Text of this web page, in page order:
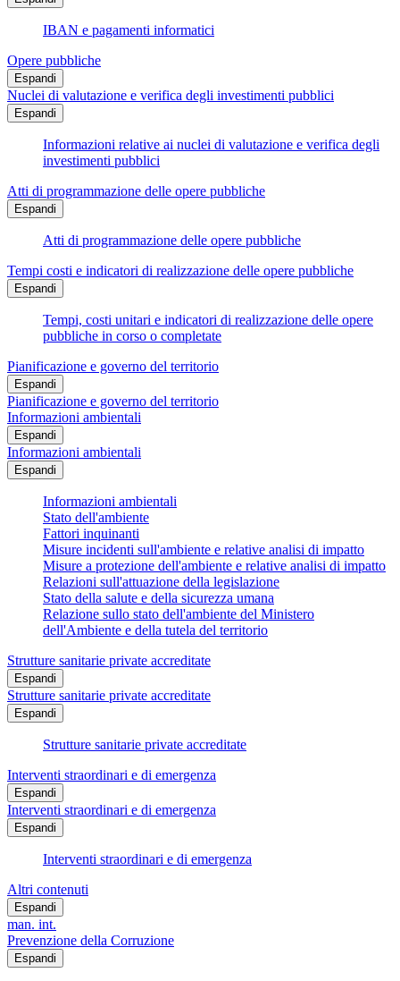
IBAN e pagamenti informatici
Opere pubbliche
Espandi
Nuclei di valutazione e verifica degli investimenti pubblici
Espandi
Informazioni relative ai nuclei di valutazione e verifica degli
investimenti pubblici
Atti di programmazione delle opere pubbliche
Espandi
Atti di programmazione delle opere pubbliche
Tempi costi e indicatori di realizzazione delle opere pubbliche
Espandi
Tempi, costi unitari e indicatori di realizzazione delle opere
pubbliche in corso o completate
Pianificazione e governo del territorio
Espandi
Pianificazione e governo del territorio
Informazioni ambientali
Espandi
Informazioni ambientali
Espandi
Informazioni ambientali
Stato dell'ambiente
Fattori inquinanti
Misure incidenti sull'ambiente e relative analisi di impatto
Misure a protezione dell'ambiente e relative analisi di impatto
Relazioni sull'attuazione della legislazione
Stato della salute e della sicurezza umana
Relazione sullo stato dell'ambiente del Ministero
dell'Ambiente e della tutela del territorio
Strutture sanitarie private accreditate
Espandi
Strutture sanitarie private accreditate
Espandi
Strutture sanitarie private accreditate
Interventi straordinari e di emergenza
Espandi
Interventi straordinari e di emergenza
Espandi
Interventi straordinari e di emergenza
Altri contenuti
Espandi
man. int.
Prevenzione della Corruzione
Espandi